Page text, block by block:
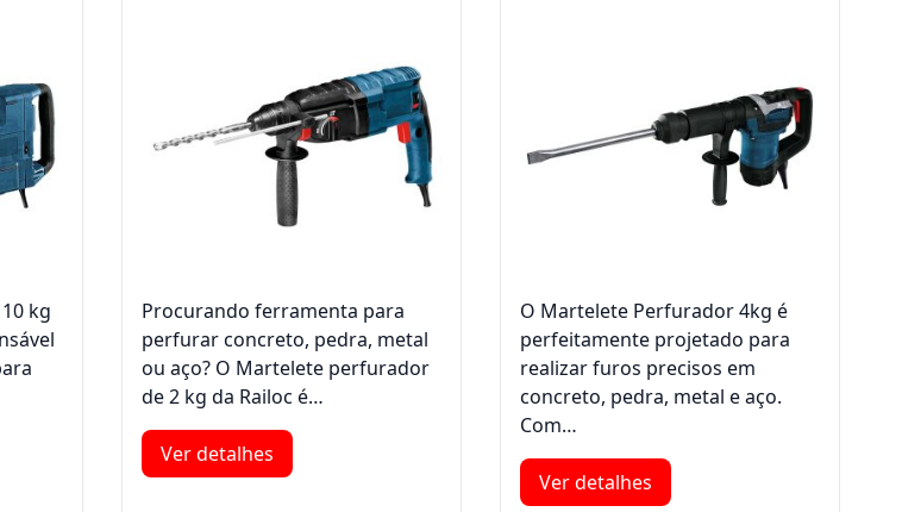
kg
Procurando ferramenta para
perfurar concreto, pedra, metal
ou aço? O Martelete perfurador
de 2 kg da Railoc é…
Ver detalhes
O Martelete Perfurador 4kg é
perfeitamente projetado para
realizar furos precisos em
concreto, pedra, metal e aço.
Com…
Ver detalhes